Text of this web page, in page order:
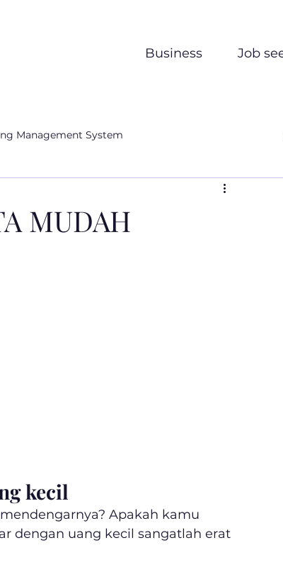
Business Job
Management System
MUDAH
kecil
Apakah kamu
dengan uang kecil sangatlah erat